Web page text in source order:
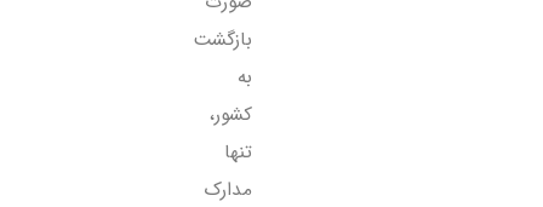
بازگشت
به
کشور،
تنها
مدارک